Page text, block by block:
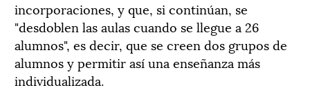
incorporaciones, y que, si continúan, se
"desdoblen las aulas cuando se llegue a 26
alumnos", es decir, que se creen dos grupos de
alumnos y permitir así una enseñanza más
individualizada.